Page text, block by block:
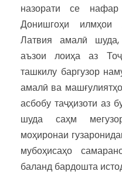
назорати се
Донишгоҳи илмҳои
Латвия амалӣ шуда,
аъзои лоиҳа аз
ташкилу баргузор
амалӣ ва
асбобу таҷҳизоти аз
шуда саҳм
моҳиронаи
мубоҳисаҳо
баланд бардошта